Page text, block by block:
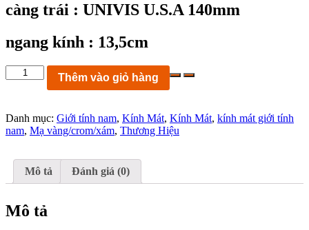
càng trái : UNIVIS U.S.A 140mm
ngang kính : 13,5cm
KC4271:
kính
UF
54-
140mm
FRAME
U.S.A
kính
13,5cm
Thêm vào giỏ hàng
Danh mục: Giới tính nam, Kính Mát, Kính Mát, kính mát giới tính
nam, Mạ vàng/crom/xám, Thương Hiệu
Mô tả Đánh giá (0)
Mô tả